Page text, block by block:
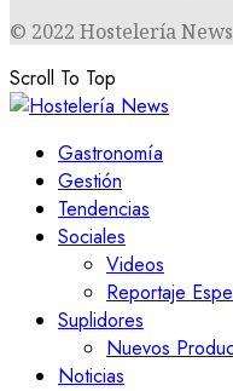
© 2022 Hostelería
Scroll To Top
Gastronomía
Gestión
Tendencias
Sociales
Videos
Reportaje
Suplidores
Nuevos
Noticias